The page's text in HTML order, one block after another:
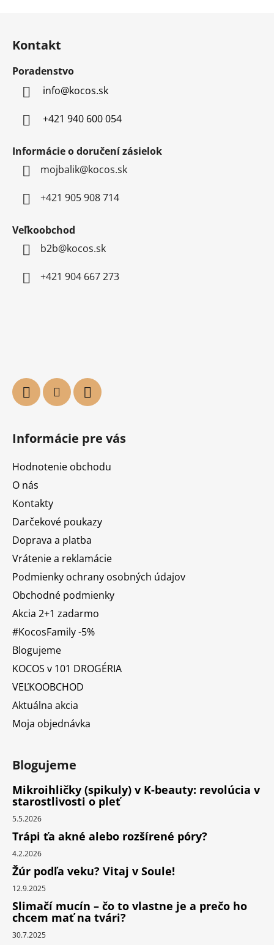
Kontakt
Poradenstvo
info@kocos.sk
+421 940 600 054
Informácie o doručení zásielok
mojbalik@kocos.sk
+421 905 908 714
Veľkoobchod
b2b@kocos.sk
+421 904 667 273
Informácie pre vás
Hodnotenie obchodu
O nás
Kontakty
Darčekové poukazy
Doprava a platba
Vrátenie a reklamácie
Podmienky ochrany osobných údajov
Obchodné podmienky
Akcia 2+1 zadarmo
#KocosFamily -5%
Blogujeme
KOCOS v 101 DROGÉRIA
VEĽKOOBCHOD
Aktuálna akcia
Moja objednávka
Blogujeme
Mikroihličky (spikuly) v K-beauty: revolúcia v
starostlivosti o pleť
5.5.2026
Trápi ťa akné alebo rozšírené póry?
4.2.2026
Žúr podľa veku? Vitaj v Soule!
12.9.2025
Slimačí mucín – čo to vlastne je a prečo ho
chcem mať na tvári?
30.7.2025